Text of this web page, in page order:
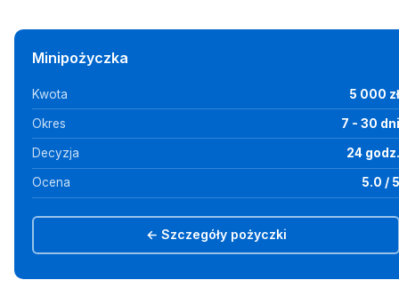
Minipożyczka
Kwota 5 000 zł
Okres 7 - 30 dni
Decyzja 24 godz.
Ocena 5.0 / 5
← Szczegóły pożyczki